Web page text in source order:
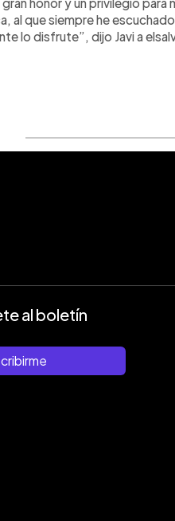
al que siempre he
lo disfrute”, dijo Javi a
al boletín